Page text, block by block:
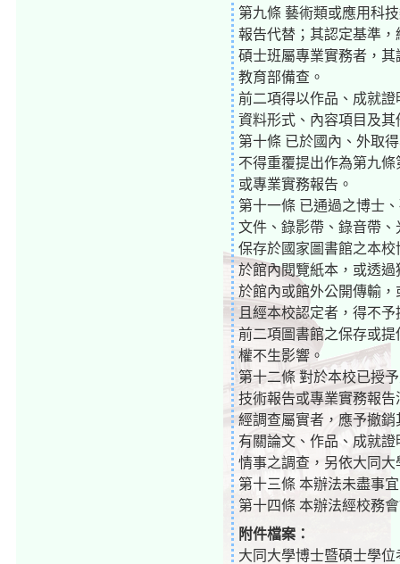
第九條 藝術類或應用科
報告代替；其認定基準
碩士班屬專業實務者，
教育部備查。
前二項得以作品、成就
資料形式、內容項目及
第十條 已於國內、外取
不得重覆提出作為第九
或專業實務報告。
第十一條 已通過之博士
文件、錄影帶、錄音帶
保存於國家圖書館之本
於館內閱覽紙本，或透
於館內或館外公開傳輸
且經本校認定者，得不
前二項圖書館之保存或
權不生影響。
第十二條 對於本校已授
技術報告或專業實務報
經調查屬實者，應予撤
有關論文、作品、成就
情事之調查，另依大同
第十三條 本辦法未盡事
第十四條 本辦法經校務
附件檔案：
大同大學博士暨碩士學位